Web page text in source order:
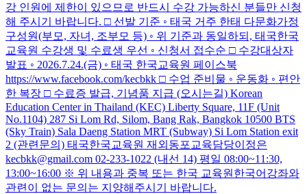
강 인원에 제한이 있으므로 반드시 수강 가능하신 분들만 신청
해 주시기 바랍니다. □ 선발 기준 ◦ 태국 거주 한태 다문화가정
구성원(부모, 자녀, 조부모 등) ◦ 위 기준과 동일하되, 태국한국
교육원 수강생 및 수료생 우선 ◦ 신청서 접수순 □ 수강대상자
발표 ◦ 2026.7.24.(금) ◦ 태국 한국교육원 페이스북
https://www.facebook.com/kecbkk □ 수업 준비물 ◦ 운동화 ◦ 편안
한 복장 □ 수료증 발급, 기념품 지급 (오시는길) Korean
Education Center in Thailand (KEC) Liberty Square, 11F (Unit
No.1104) 287 Si Lom Rd, Silom, Bang Rak, Bangkok 10500 BTS
(Sky Train) Sala Daeng Station MRT (Subway) Si Lom Station exit
2 (관련문의) 태국한국교육원 재외동포교육담당이정은
kecbkk@gmail.com 02-233-1022 (내선 14) 평일 08:00~11:30,
13:00~16:00 ※ 위 내용과 중복 또는 한국 교육원한국어강좌와
관련이 없는 문의는 지양해주시기 바랍니다.